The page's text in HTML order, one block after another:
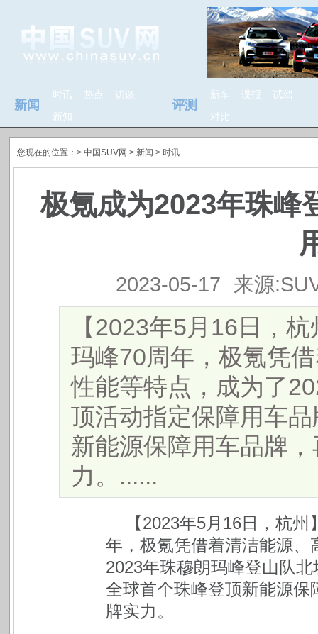
新闻
时讯 热点
访谈
新知
评测
新车 谍报
试驾
对比
您现在的位置：> 中国SUV网 > 新闻 > 时讯
极氪成为2023年珠峰
2023-05-17 来源
【2023年5月16日，
玛峰70周年，极氪凭
性能等特点，成为了
顶活动指定保障用车
新能源保障用车品牌
力。......
【2023年5月 16日，杭州
年，极氪凭借着清洁能源
2023年珠穆朗玛峰登山队
全球首个珠峰登顶新能源
牌实力。